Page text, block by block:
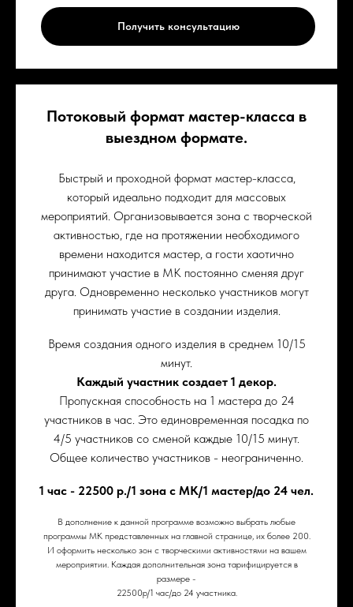
Получить консультацию
Потоковый формат мастер-класса в
выездном формате.
Быстрый и проходной формат мастер-класса,
который идеально подходит для массовых
мероприятий. Организовывается зона с творческой
активностью, где на протяжении необходимого
времени находится мастер, а гости хаотично
принимают участие в МК постоянно сменяя друг
друга. Одновременно несколько участников могут
принимать участие в создании изделия.
Время создания одного изделия в среднем 10/15
минут.
Каждый участник создает 1 декор.
Пропускная способность на 1 мастера до 24
участников в час. Это единовременная посадка по
4/5 участников со сменой каждые 10/15 минут.
Общее количество участников - неограниченно.
1 час - 22500 р./1 зона с МК/1 мастер/до 24 чел.
В дополнение к данной программе возможно выбрать любые
программы МК представленных на главной странице, их более 200.
И оформить несколько зон с творческими активностями на вашем
мероприятии. Каждая дополнительная зона тарифицируется в
размере -
22500р/1 час/до 24 участника.